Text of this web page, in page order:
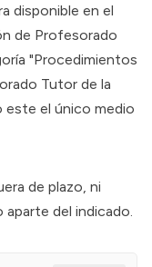
disponible en el
de Profesorado
"Procedimientos
Tutor de la
este el único medio
de plazo, ni
del indicado.